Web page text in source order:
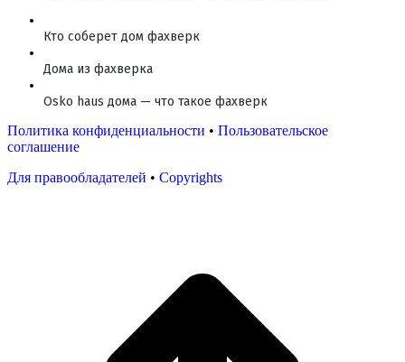
Кто соберет дом фахверк
Дома из фахверка
Osko haus дома — что такое фахверк
Политика конфиденциальности • Пользовательское
соглашение
Для правообладателей • Copyrights